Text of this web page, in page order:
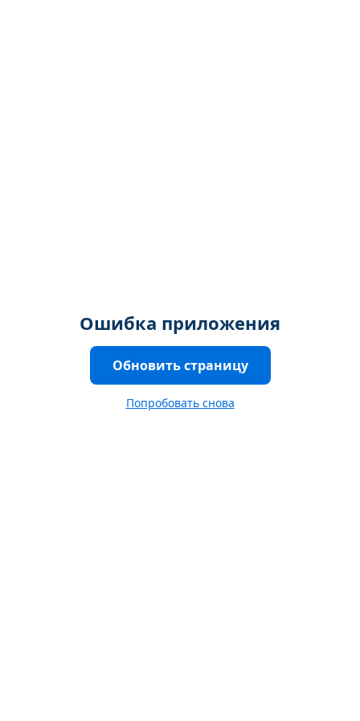
Ошибка приложения
Обновить страницу
Попробовать снова